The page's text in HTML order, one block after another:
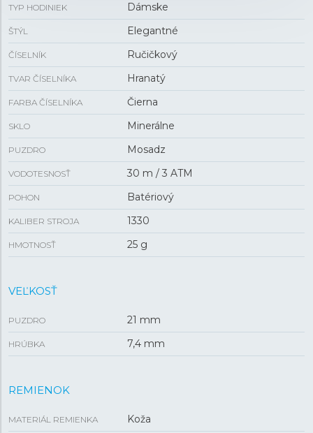
TYP HODINIEK Dámske
ŠTÝL Elegantné
ČÍSELNÍK Ručičkový
TVAR ČÍSELNÍKA Hranatý
FARBA ČÍSELNÍKA Čierna
SKLO Minerálne
PUZDRO Mosadz
VODOTESNOSŤ 30 m / 3 ATM
POHON Batériový
KALIBER STROJA 1330
HMOTNOSŤ 25 g
VEĽKOSŤ
PUZDRO 21 mm
HRÚBKA 7,4 mm
REMIENOK
MATERIÁL REMIENKA Koža